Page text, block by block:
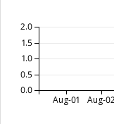
Aug-01 Aug-02
0.0
0.5
1.0
1.5
2.0